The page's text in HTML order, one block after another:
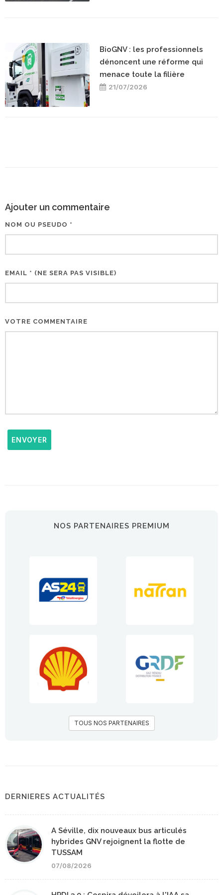
BioGNV : les professionnels
dénoncent une réforme qui
menace toute la filière
21/07/2026
Ajouter un commentaire
NOM OU PSEUDO *
EMAIL * (NE SERA PAS VISIBLE)
VOTRE COMMENTAIRE
ENVOYER
NOS PARTENAIRES PREMIUM
TOUS NOS PARTENAIRES
DERNIERES ACTUALITÉS
A Séville, dix nouveaux bus articulés
hybrides GNV rejoignent la flotte de
TUSSAM
07/08/2026